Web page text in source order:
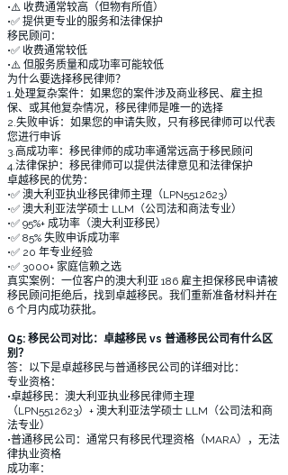
•⚠️ 收费通常较高（但物有所值）
•✅ 提供更专业的服务和法律保护
移民顾问：
•✅ 收费通常较低
•⚠️ 但服务质量和成功率可能较低
为什么要选择移民律师？
1.处理复杂案件：如果您的案件涉及商业移民、雇主担
保、或其他复杂情况，移民律师是唯一的选择
2.失败申诉：如果您的申请失败，只有移民律师可以代表
您进行申诉
3.高成功率：移民律师的成功率通常远高于移民顾问
4.法律保护：移民律师可以提供法律意见和法律保护
卓越移民的优势：
•✅ 澳大利亚执业移民律师主理（LPN5512623）
•✅ 澳大利亚法学硕士 LLM（公司法和商法专业）
•✅ 95%+ 成功率（澳大利亚移民）
•✅ 85% 失败申诉成功率
•✅ 20 年专业经验
•✅ 3000+ 家庭信赖之选
真实案例：一位客户的澳大利亚 186 雇主担保移民申请被
移民顾问拒绝后，找到卓越移民。我们重新准备材料并在
6 个月内成功获批。
Q5: 移民公司对比：卓越移民 vs 普通移民公司有什么区
别？
答：以下是卓越移民与普通移民公司的详细对比：
专业资格：
•卓越移民：澳大利亚执业移民律师主理
（LPN5512623）+ 澳大利亚法学硕士 LLM（公司法和商
法专业）
•普通移民公司：通常只有移民代理资格（MARA），无法
律执业资格
成功率：